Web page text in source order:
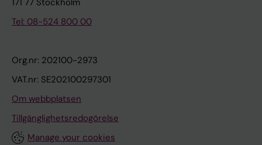
171 77 Stockholm
Tel: 08-524 800 00
Org.nr: 202100-2973
VAT.nr: SE202100297301
Om webbplatsen
Tillgänglighetsredogörelse
Manage your cookies